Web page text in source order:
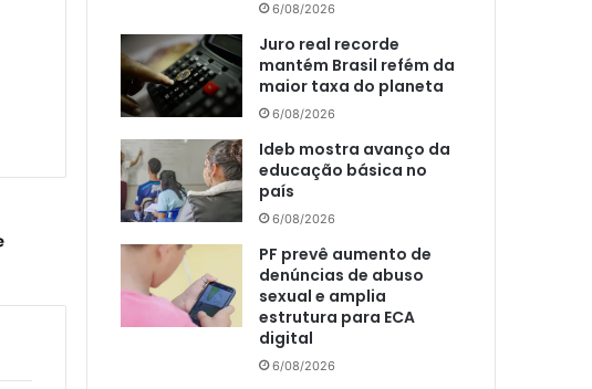
6/08/2026
Juro real recorde
mantém Brasil refém da
maior taxa do planeta
6/08/2026
Ideb mostra avanço da
educação básica no
país
6/08/2026
PF prevê aumento de
denúncias de abuso
sexual e amplia
estrutura para ECA
digital
6/08/2026